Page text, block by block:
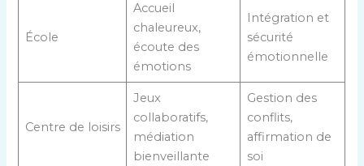
École
Accueil
chaleureux,
écoute des
émotions
Intégration et
sécurité
émotionnelle
Centre de loisirs
Jeux
collaboratifs,
médiation
bienveillante
Gestion des
conflits,
affirmation de
soi